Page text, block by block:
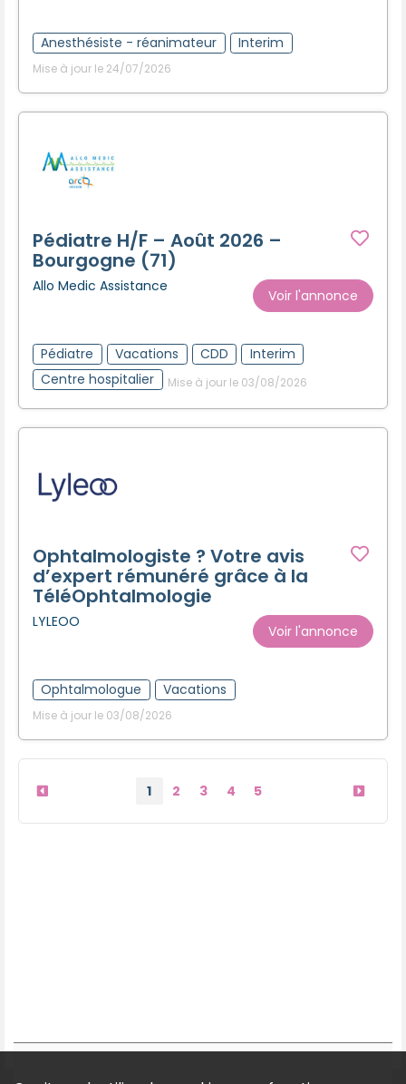
Anesthésiste - réanimateur Interim
Mise à jour le 24/07/2026
Pédiatre H/F – Août 2026 –
Bourgogne (71)
Allo Medic Assistance
Voir l'annonce
Pédiatre Vacations CDD
Interim
Centre hospitalier
Mise à jour le 03/08/2026
Ophtalmologiste ? Votre avis
d’expert rémunéré grâce à la
TéléOphtalmologie
LYLEOO
Voir l'annonce
Ophtalmologue Vacations
Mise à jour le 03/08/2026
1 2 3 4 5